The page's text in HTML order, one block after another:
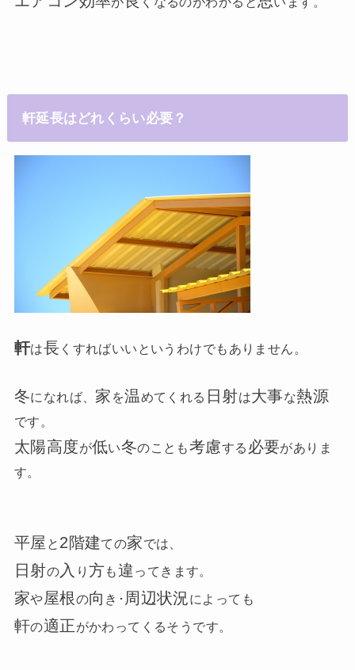
軒延長はどれくらい必要？
軒は長 くすればいいというわけでもありません。
冬になれば、 家 を温めてくれる 日射は大事な熱源
です。
太陽高度が低い冬のことも考慮する 必要がありま
す。
平屋 と 2階建ての家では、
日射の 入 り 方も違ってきます。
家や屋根の向 き･ 周辺状況によっても
軒の適正がかわってくるそうです。